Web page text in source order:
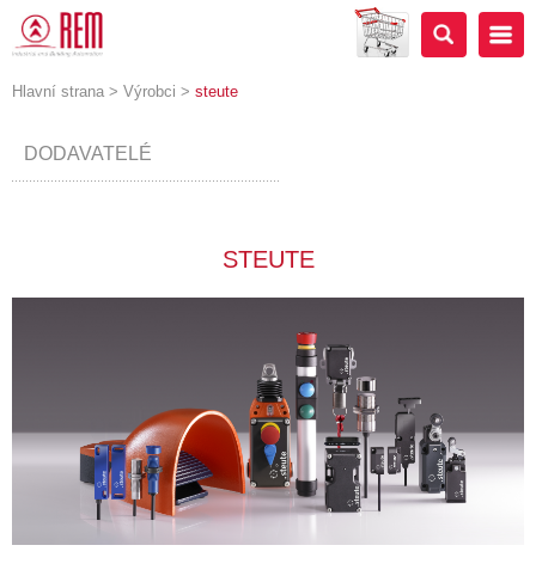
Hlavní strana > Výrobci > steute
DODAVATELÉ
STEUTE